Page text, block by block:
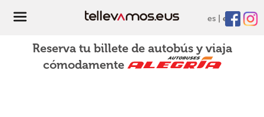
es eu
Reserva tu billete de autobús y viaja
cómodamente